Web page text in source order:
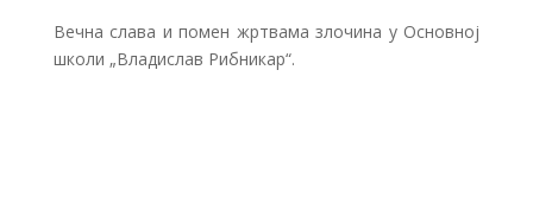
Вечна слава и помен жртвама злочина у Основној
школи „Владислав Рибникар“.